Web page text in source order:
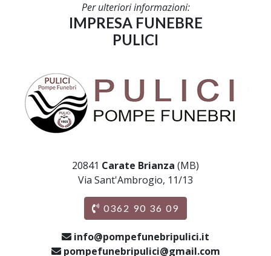
Per ulteriori informazioni:
IMPRESA FUNEBRE
PULICI
20841 Carate Brianza (MB)
Via Sant'Ambrogio, 11/13
0362 90 36 09
info@pompefunebripulici.it
pompefunebripulici@gmail.com